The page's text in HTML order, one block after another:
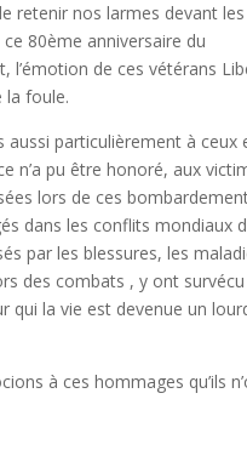
retenir nos larmes devant les
80ème anniversaire du
l’émotion de ces vétérans
la foule.
aussi particulièrement à ceux
n’a pu être honoré, aux
lors de ces
dans les conflits mondiaux
par les blessures, les
des combats , y ont survécu
qui la vie est devenue un
à ces hommages qu’ils